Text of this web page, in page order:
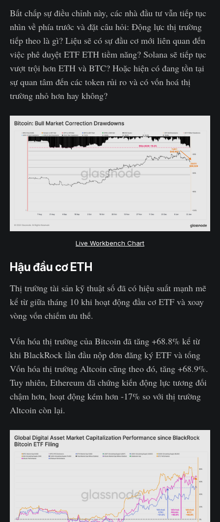
Bất chấp sự điều chỉnh này, các nhà đầu tư vẫn tiếp tục
nhìn về phía trước và đặt câu hỏi: Động lực thị trường
tiếp theo là gì? Liệu sẽ có sự đầu cơ mới liên quan đến
việc phê duyệt ETF ETH tiềm năng? Solana sẽ tiếp tục
vượt trội hơn ETH và BTC? Hoặc hiện có đang tồn tại
sự quan tâm đến các token rủi ro và có vốn hoá thị
trường nhỏ hơn hay không?
Live Workbench Chart
Hậu đầu cơ ETH
Thị trường tài sản kỹ thuật số đã có hiệu suất mạnh mẽ
kể từ giữa tháng 10 khi hoạt động đầu cơ ETF và xoay
vòng vốn chiếm ưu thế.
Vốn hóa thị trường của Bitcoin đã tăng +68.8% kể từ
khi BlackRock lần đầu nộp đơn đăng ký ETF và tổng
Vốn hóa thị trường Altcoin cũng theo đó, tăng +68.9%.
Tuy nhiên, Ethereum đã chứng kiến động lực tương đối
chậm hơn, hoạt động kém hơn -17% so với thị trường
Altcoin còn lại.